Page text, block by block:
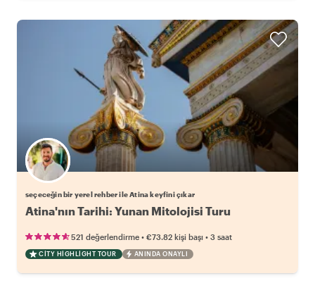
Favori yerel rehberini seç
seçeceğin bir yerel rehber ile Atina keyfini çıkar
Atina'nın Tarihi: Yunan Mitolojisi Turu
521 değerlendirme • €73.82 kişi başı • 3 saat
CITY HIGHLIGHT TOUR ANINDA ONAYLI